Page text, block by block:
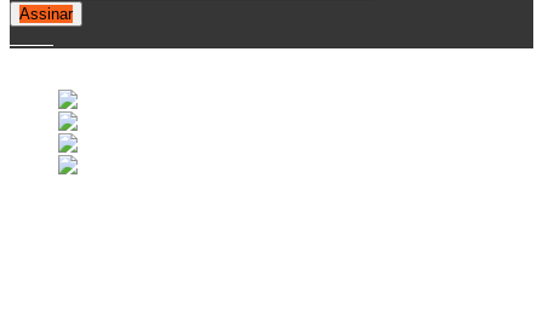
Assinar